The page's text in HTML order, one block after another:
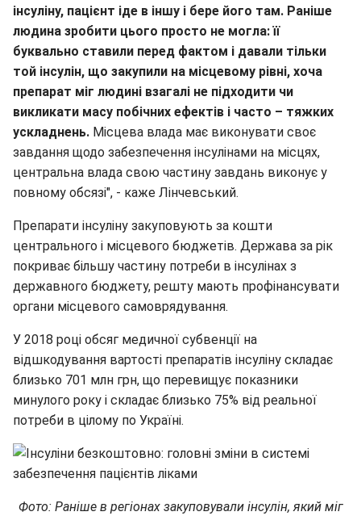
інсуліну, пацієнт іде в іншу і бере його там. Раніше
людина зробити цього просто не могла: її
буквально ставили перед фактом і давали тільки
той інсулін, що закупили на місцевому рівні, хоча
препарат міг людині взагалі не підходити чи
викликати масу побічних ефектів і часто – тяжких
ускладнень. Місцева влада має виконувати своє
завдання щодо забезпечення інсулінами на місцях,
центральна влада свою частину завдань виконує у
повному обсязі", - каже Лінчевський.
Препарати інсуліну закуповують за кошти
центрального і місцевого бюджетів. Держава за рік
покриває більшу частину потреби в інсулінах з
державного бюджету, решту мають профінансувати
органи місцевого самоврядування.
У 2018 році обсяг медичної субвенції на
відшкодування вартості препаратів інсуліну складає
близько 701 млн грн, що перевищує показники
минулого року і складає близько 75% від реальної
потреби в цілому по Україні.
Фото: Раніше в регіонах закуповували інсулін, який міг